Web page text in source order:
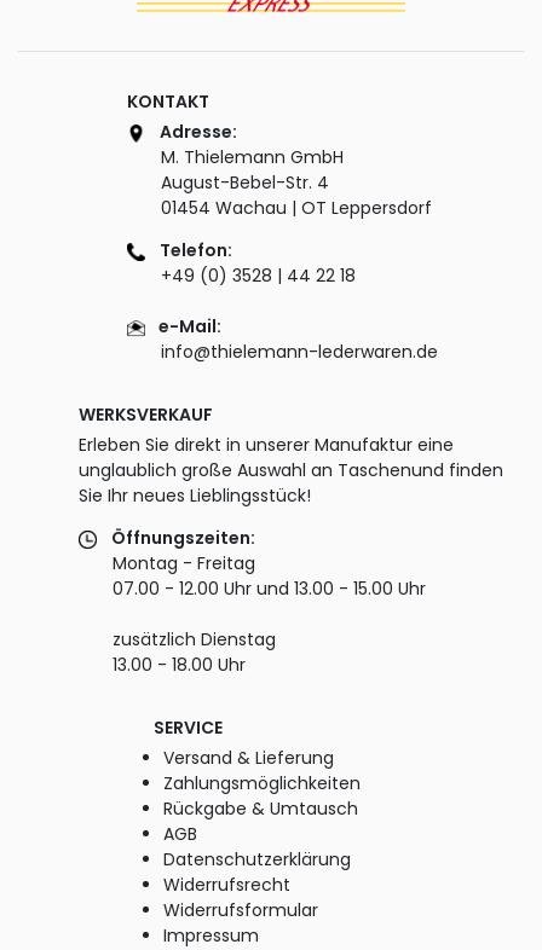
KONTAKT
Adresse:
M. Thielemann GmbH
August-Bebel-Str. 4
01454 Wachau | OT Leppersdorf
Telefon:
+49 (0) 3528 | 44 22 18
e-Mail:
info@thielemann-lederwaren.de
WERKSVERKAUF
Erleben Sie direkt in unserer Manufaktur eine
unglaublich große Auswahl an Taschenund finden
Sie Ihr neues Lieblingsstück!
Öffnungszeiten:
Montag - Freitag
07.00 - 12.00 Uhr und 13.00 - 15.00 Uhr
zusätzlich Dienstag
13.00 - 18.00 Uhr
SERVICE
Versand & Lieferung
Zahlungsmöglichkeiten
Rückgabe & Umtausch
AGB
Datenschutzerklärung
Widerrufsrecht
Widerrufsformular
Impressum